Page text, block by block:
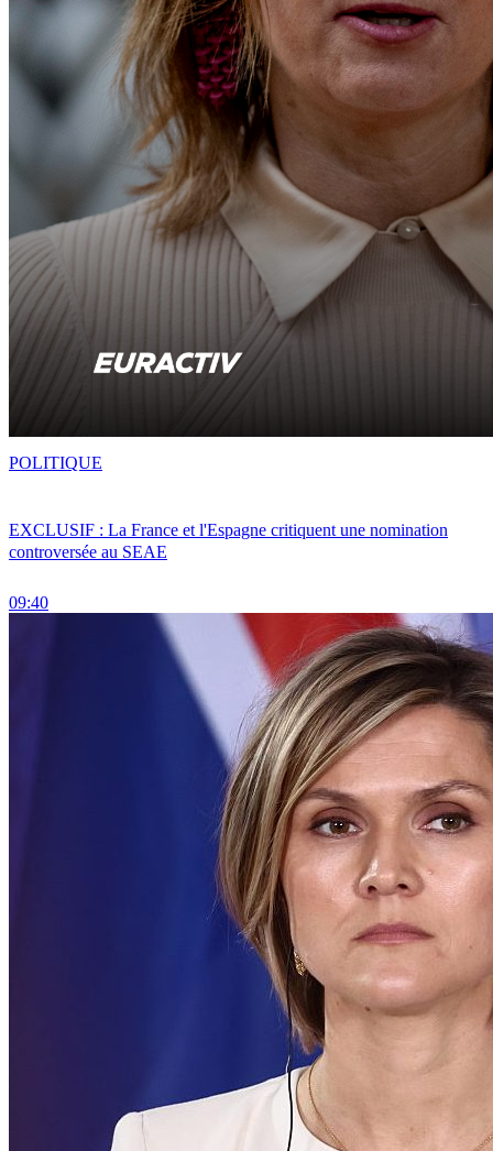
EXCLUSIF : La France et l'Espagne critiquent une nomination
controversée au SEAE
09:40
POLITIQUE